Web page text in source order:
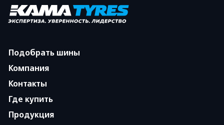
Подобрать шины
Компания
Контакты
Где купить
Продукция